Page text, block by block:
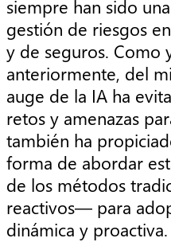
siempre han sido
gestión de riesgos
y de seguros. Como
anteriormente, del
auge de la IA ha
retos y amenazas
también ha
forma de abordar
de los métodos
reactivos— para
dinámica y proactiva.